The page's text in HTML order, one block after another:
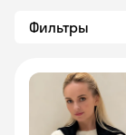
Фильтры